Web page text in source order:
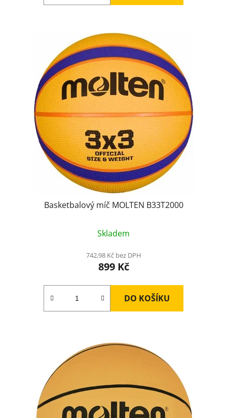
Basketbalový míč MOLTEN B33T2000
Skladem
742,98 Kč bez DPH
899 Kč
DO KOŠÍKU